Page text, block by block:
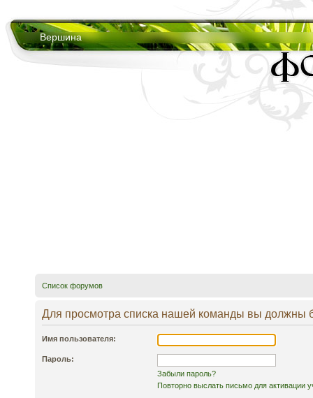
Вершина
Список форумов
Для просмотра списка нашей команды вы должны
Имя пользователя:
Пароль:
Забыли пароль?
Повторно выслать письмо для активации